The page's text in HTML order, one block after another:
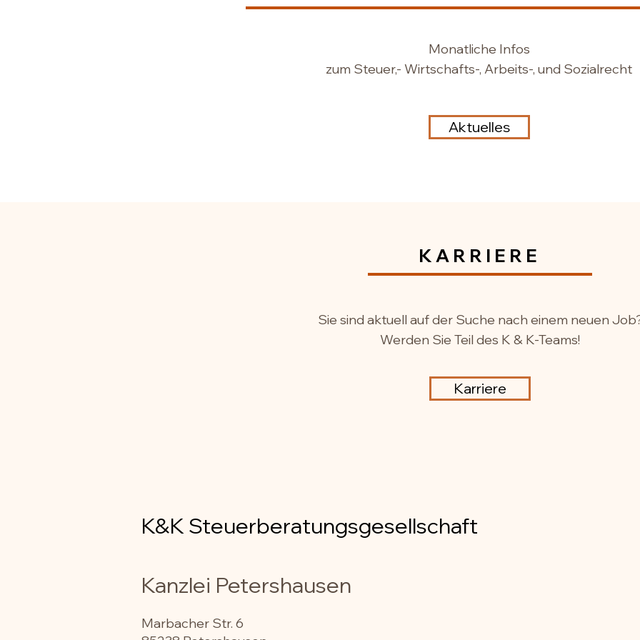
Monatliche Infos
zum Steuer,- Wirtschafts-, Arbeits-, und Sozialrecht
Aktuelles
KARRIERE
Sie sind aktuell auf der Suche nach einem neuen
Werden Sie Teil des K & K-Teams!
Karriere
K&K Steuerberatungsgesellschaft ​
Kanzlei Petershausen
Marbacher Str. 6